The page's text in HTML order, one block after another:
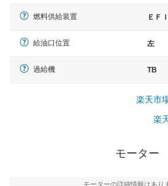
燃料供給装置 ＥＦ
給油口位置 左
過給機 TB
楽天市
楽
モーター
モーターの詳細情報はあり